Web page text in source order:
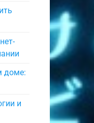
доме:
и